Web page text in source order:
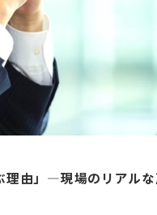
理由」―現場のリアル